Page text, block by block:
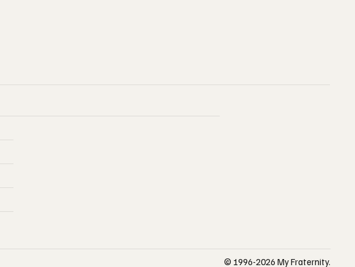
© 1996-2026 My Fraternity.